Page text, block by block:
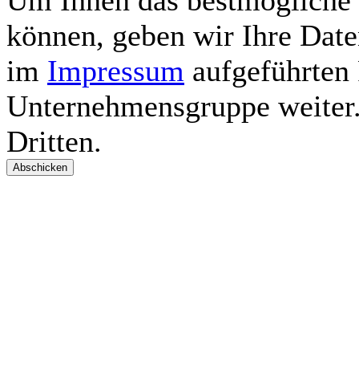
können, geben wir Ihre
im Impressum
Unternehmensgruppe
Dritten.
Abschicken